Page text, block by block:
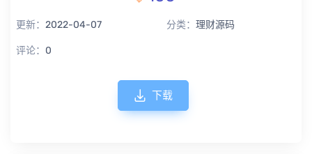
更新： 2022-04-07 分类： 理财源码
评论： 0
下载